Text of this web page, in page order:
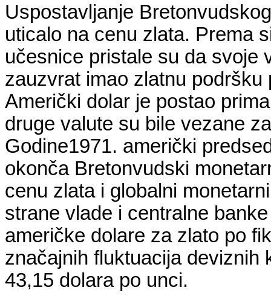
Uspostavljanje
uticalo na cenu zlata. Prema
učesnice pristale su da svoje
zauzvrat imao zlatnu
Američki dolar je postao
druge valute su bile vezane
Godine1971. američki
okonča Bretonvudski
cenu zlata i globalni
strane vlade i centralne
američke dolare za zlato po
značajnih fluktuacija deviznih
43,15 dolara po unci.